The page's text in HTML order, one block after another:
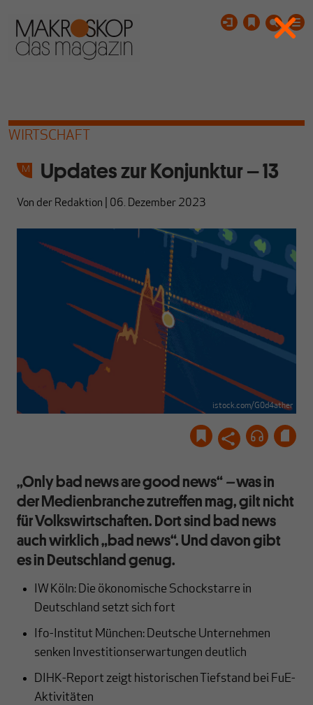
WIRTSCHAFT
Updates zur Konjunktur – 13
Von der Redaktion 06. Dezember 2023
istock.com/G0d4ather
„Only bad news are good news“–was in
der Medienbranche zutreffen mag, gilt nicht
für Volkswirtschaften. Dort sind bad news
auch wirklich „bad news“. Und davon gibt
es in Deutschland genug.
IW Köln: Die ökonomische Schockstarre in
Deutschland setzt sich fort
Ifo-Institut München: Deutsche Unternehmen
senken Investitionserwartungen deutlich
DIHK-Report zeigt historischen Tiefstand bei FuE-
Aktivitäten